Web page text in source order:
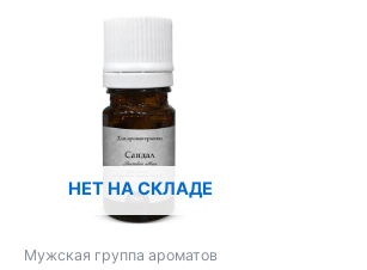
НЕТ НА СКЛАДЕ
Мужская группа ароматов